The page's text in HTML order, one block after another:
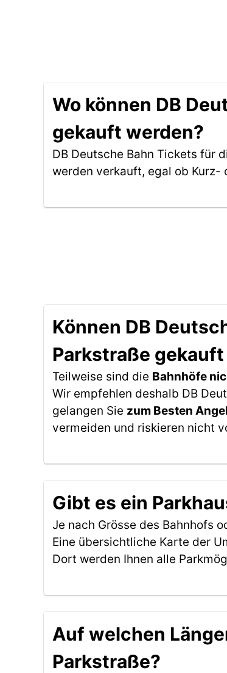
Wo können DB
gekauft werden?
DB Deutsche Bahn Tickets für
werden verkauft, egal ob
Können DB
Parkstraße
Teilweise sind die Bahnhöfe
Wir empfehlen deshalb DB
gelangen Sie zum Besten
vermeiden und riskieren nicht
Gibt es ein
Je nach Grösse des Bahnhofs
Eine übersichtliche Karte der
Dort werden Ihnen alle
Auf welchen
Parkstraße?